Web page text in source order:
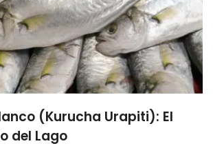
(Kurucha Urapiti): El
del Lago